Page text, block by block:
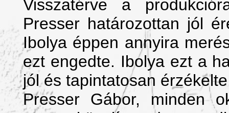
Visszatérve a
Presser határozottan jól
Ibolya éppen annyira
ezt engedte. Ibolya ezt a
jól és tapintatosan
Presser Gábor, minden